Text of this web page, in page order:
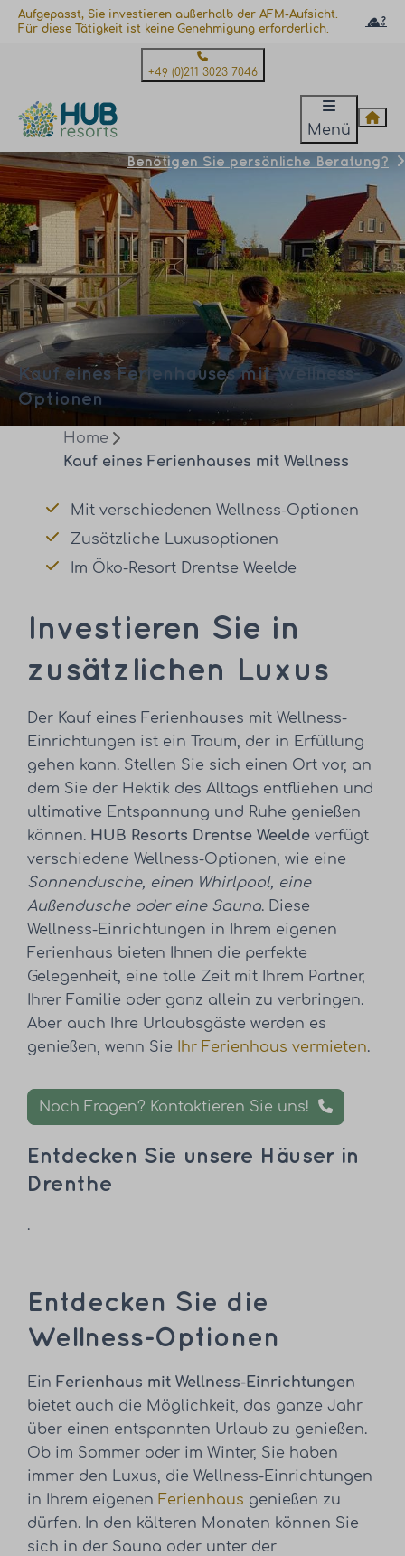
Aufgepasst, Sie investieren außerhalb der AFM-Aufsicht.
Für diese Tätigkeit ist keine Genehmigung erforderlich.
+49 (0)211 3023 7046
Menü
Kauf eines Ferienhauses mit Wellness-
Optionen
Benötigen Sie persönliche Beratung?
Home
Kauf eines Ferienhauses mit Wellness
Mit verschiedenen Wellness-Optionen
Zusätzliche Luxusoptionen
Im Öko-Resort Drentse Weelde
Investieren Sie in
zusätzlichen Luxus
Der Kauf eines Ferienhauses mit Wellness-
Einrichtungen ist ein Traum, der in Erfüllung
gehen kann. Stellen Sie sich einen Ort vor, an
dem Sie der Hektik des Alltags entfliehen und
ultimative Entspannung und Ruhe genießen
können. HUB Resorts Drentse Weelde verfügt
verschiedene Wellness-Optionen, wie eine
Sonnendusche, einen Whirlpool, eine
Außendusche oder eine Sauna. Diese
Wellness-Einrichtungen in Ihrem eigenen
Ferienhaus bieten Ihnen die perfekte
Gelegenheit, eine tolle Zeit mit Ihrem Partner,
Ihrer Familie oder ganz allein zu verbringen.
Aber auch Ihre Urlaubsgäste werden es
genießen, wenn Sie
Ihr Ferienhaus vermieten.
Noch Fragen? Kontaktieren Sie uns!
Entdecken Sie unsere Häuser in
Drenthe
.
Entdecken Sie die
Wellness-Optionen
Ein Ferienhaus mit Wellness-Einrichtungen
bietet auch die Möglichkeit, das ganze Jahr
über einen entspannten Urlaub zu genießen.
Ob im Sommer oder im Winter, Sie haben
immer den Luxus, die Wellness-Einrichtungen
in Ihrem eigenen Ferienhaus genießen zu
dürfen. In den kälteren Monaten können Sie
sich in der Sauna oder unter der